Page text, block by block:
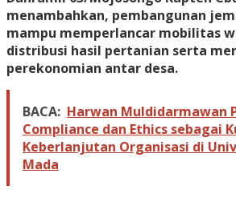
menambahkan, pembangunan
mampu memperlancar mobilitas
distribusi hasil pertanian serta
perekonomian antar desa.
BACA: Harwan Muldidarmawan
Compliance dan Ethics sebagai
Keberlanjutan Organisasi di
Mada